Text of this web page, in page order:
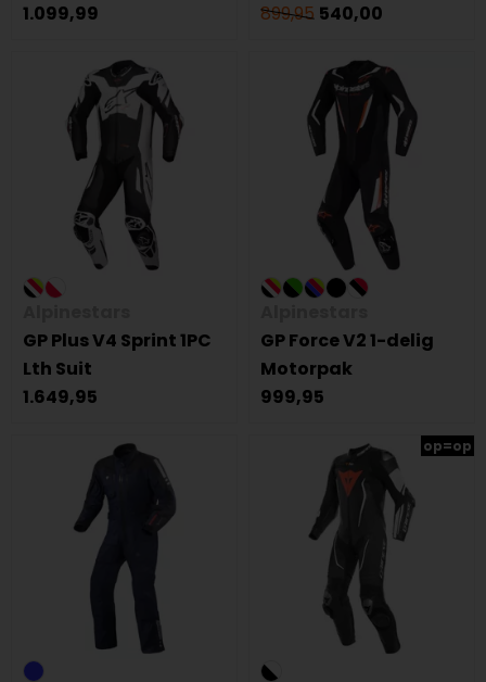
1.099,99
899,95 540,00
GP Plus V4 Sprint 1PC
Lth Suit
1.649,95
GP Force V2 1-delig
Motorpak
999,95
op=op